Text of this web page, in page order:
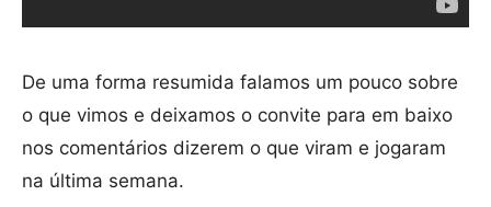
De uma forma resumida falamos um pouco sobre
o que vimos e deixamos o convite para em baixo
nos comentários dizerem o que viram e jogaram
na última semana.